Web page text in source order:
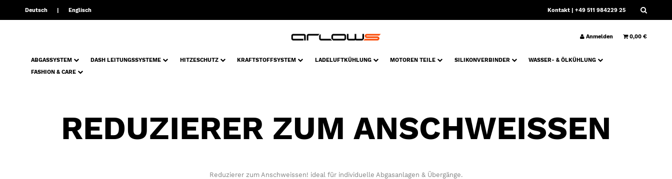
Deutsch Englisch Kontakt | +49 511 984229 25
Anmelden 0,00 €
ABGASSYSTEM DASH LEITUNGSSYSTEME HITZESCHUTZ KRAFTSTOFFSYSTEM LADELUFTKÜHLUNG MOTOREN TEILE SILIKONVERBINDER
WASSER- & ÖLKÜHLUNG
FASHION & CARE
REDUZIERER ZUM ANSCHWEISSEN
Reduzierer zum Anschweissen! ideal für individuelle Abgasanlagen & Übergänge.